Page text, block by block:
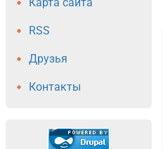
RSS
Друзья
Контакты